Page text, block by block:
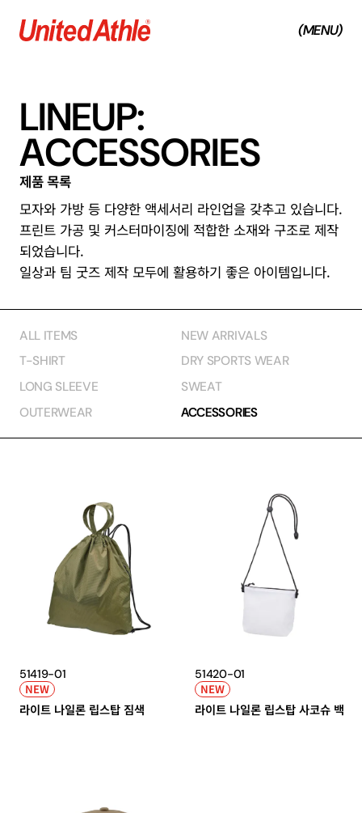
(MENU)
LINEUP:
ACCESSORIES
제품목록
모자와 가방 등 다양한 액세서리 라인업을 갖추고 있습니다.
프린트 가공 및 커스터마이징에 적합한 소재와 구조로 제작
되었습니다.
일상과 팀 굿즈 제작 모두에 활용하기 좋은 아이템입니다.
ALL ITEMS
NEW ARRIVALS
T-SHIRT
DRY SPORTS WEAR
LONG SLEEVE
SWEAT
OUTERWEAR
ACCESSORIES
51419-01
NEW
라이트 나일론 립스탑 짐색
51420-01
NEW
라이트 나일론 립스탑 사코슈 백